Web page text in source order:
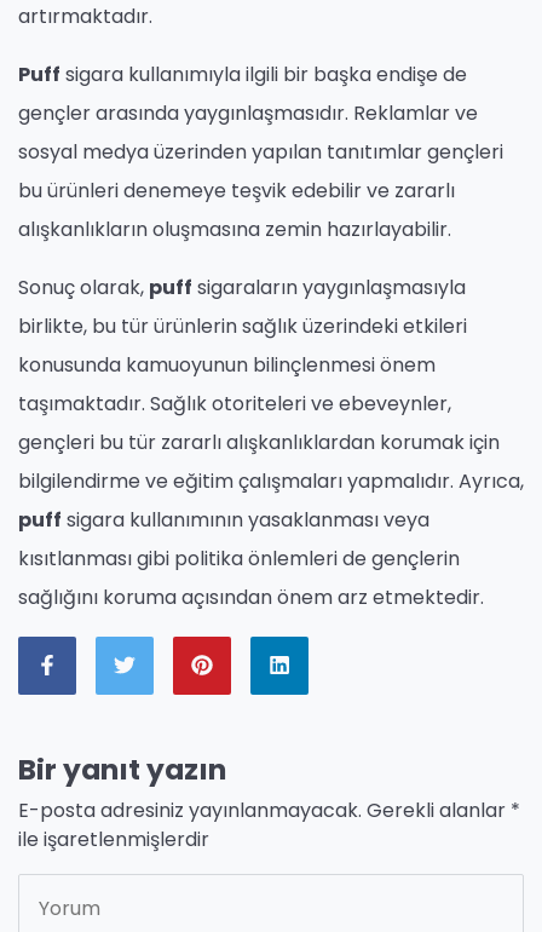
artırmaktadır.
Puff sigara kullanımıyla ilgili bir başka endişe de
gençler arasında yaygınlaşmasıdır. Reklamlar ve
sosyal medya üzerinden yapılan tanıtımlar gençleri
bu ürünleri denemeye teşvik edebilir ve zararlı
alışkanlıkların oluşmasına zemin hazırlayabilir.
Sonuç olarak, puff sigaraların yaygınlaşmasıyla
birlikte, bu tür ürünlerin sağlık üzerindeki etkileri
konusunda kamuoyunun bilinçlenmesi önem
taşımaktadır. Sağlık otoriteleri ve ebeveynler,
gençleri bu tür zararlı alışkanlıklardan korumak için
bilgilendirme ve eğitim çalışmaları yapmalıdır. Ayrıca,
puff sigara kullanımının yasaklanması veya
kısıtlanması gibi politika önlemleri de gençlerin
sağlığını koruma açısından önem arz etmektedir.
Bir yanıt yazın
E-posta adresiniz yayınlanmayacak. Gerekli alanlar *
ile işaretlenmişlerdir